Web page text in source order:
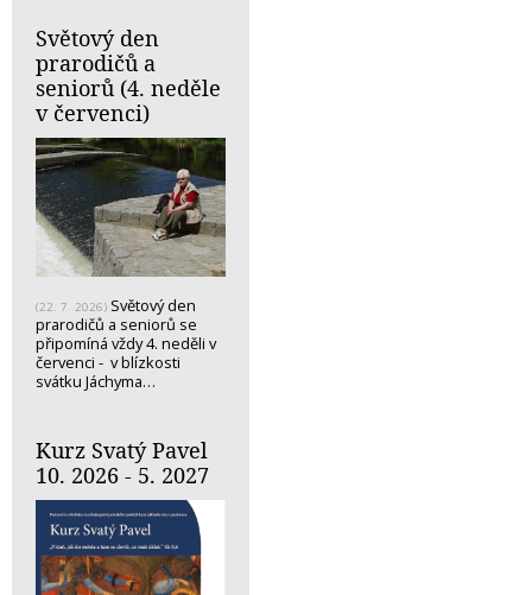
Světový den
prarodičů a
seniorů (4. neděle
v červenci)
(22. 7. 2026) Světový den
prarodičů a seniorů se
připomíná vždy 4. neděli v
červenci - v blízkosti
svátku Jáchyma…
Kurz Svatý Pavel
10. 2026 - 5. 2027